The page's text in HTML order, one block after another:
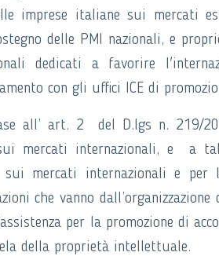
imprese italiane sui mercati
delle PMI nazionali, e
dedicati a favorire
con gli uffici ICE di
all’ art. 2 del D.lgs n. 219/
mercati internazionali, e a
sui mercati internazionali e
che vanno
per la promozione di
della proprietà intellettuale.